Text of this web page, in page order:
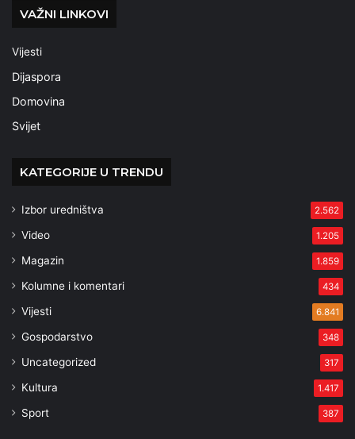
VAŽNI LINKOVI
Vijesti
Dijaspora
Domovina
Svijet
KATEGORIJE U TRENDU
Izbor uredništva 2.562
Video 1.205
Magazin 1.859
Kolumne i komentari 434
Vijesti 6.841
Gospodarstvo 348
Uncategorized 317
Kultura 1.417
Sport 387